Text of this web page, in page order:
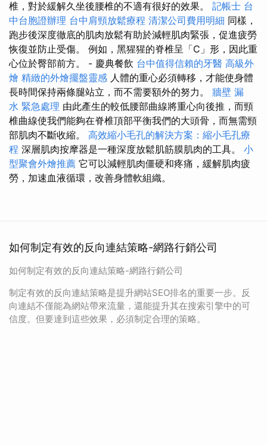
椎，對於緩解久坐後腰椎的不適有很好的效果。 記帳士 台
中台胞證辦理 台中肩頸放鬆療程 清潔公司費用明細 同樣，
跑步後深度徹底的肌肉放鬆有助於減輕肌肉緊張，促進疲勞
恢復並防止受傷。 例如，黑猩猩的脊椎呈「C」形，因此重
心位於臀部前方。 - 慶典餐飲 台中值得信賴的牙醫 高級外
燴 精緻的外燴擺盤靈感 人體的重心必須轉移，才能使身體
長時間保持兩條腿站立，而不需要額外的努力。 牆壁 漏
水 緊急處理 由此產生的較低腰部曲線將重心向後推，而頸
椎曲線使我們能夠在脊椎頂部平衡我們的大頭骨，而無需頸
部肌肉不斷收縮。 高效縮小毛孔的解決方案：縮小毛孔療
程 深層肌肉按摩器是一種深度放鬆肌筋膜肌肉的工具。 小
型聚會外燴推薦 它可以減輕肌肉僵硬和疼痛，緩解肌肉疲
勞，加速血液循環，改善身體軟組織。
如何制定有效的反向連結策略-網路行銷公司
如何制定有效的反向連結策略-網路行銷公司
制定有效的反向連結策略是提升網站SEO排名的重要一步。反
向連結不僅能為網站帶來流量，還能提升其在搜索引擎中的可
信度。但要達到這些效果，必須制定合理的策略。